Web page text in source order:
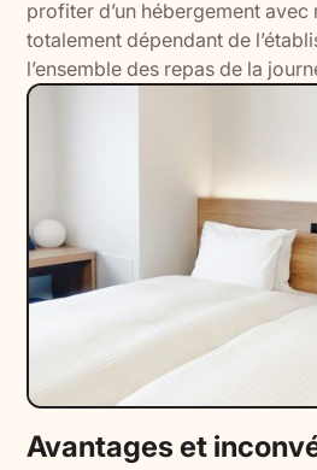
profiter d’un hébergement
totalement dépendant de
l’ensemble des repas de la
Avantages et